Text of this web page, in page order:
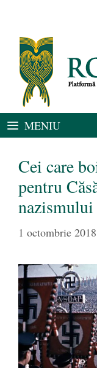
conținut
MENIU
Cei care
pentru
1 octombrie 2018